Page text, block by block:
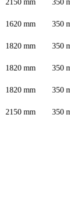
1620 mm 350
1820 mm 350
1820 mm 350
1820 mm 350
2150 mm 350